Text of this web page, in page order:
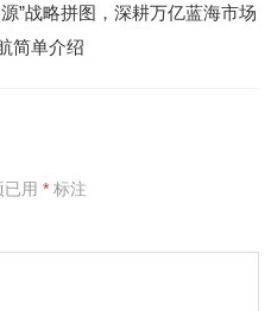
”战略拼图，深耕万亿蓝海市场
简单介绍
已用 * 标注